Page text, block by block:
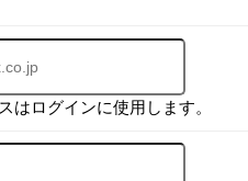
はログインに使用します。